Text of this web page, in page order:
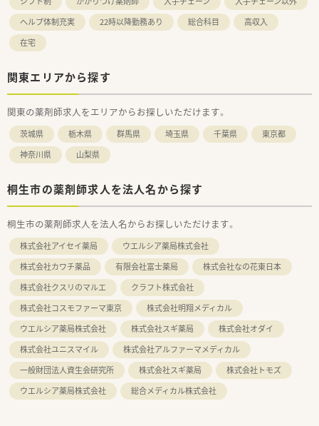
ヘルプ体制充実
22時以降勤務あり 総合科目
高収入
在宅
関東エリアから探す
関東の薬剤師求人をエリアからお探しいただけます。
茨城県 栃木県 群馬県 埼玉県 千葉県
東京都
神奈川県
山梨県
桐生市の薬剤師求人を法人名から探す
桐生市の薬剤師求人を法人名からお探しいただけます。
株式会社アイセイ薬局
ウエルシア薬局株式会社
株式会社カワチ薬品
有限会社富士薬局
株式会社なの花東日本
株式会社クスリのマルエ
クラフト株式会社
株式会社コスモファーマ東京
株式会社明翔メディカル
ウエルシア薬局株式会社
株式会社スギ薬局
株式会社オダイ
株式会社ユニスマイル
株式会社アルファーマメディカル
一般財団法人資生会研究所
株式会社スギ薬局
株式会社トモズ
ウエルシア薬局株式会社
総合メディカル株式会社